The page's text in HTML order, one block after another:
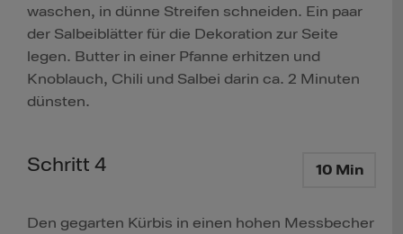
waschen, in dünne Streifen schneiden. Ein paar
der Salbeiblätter für die Dekoration zur Seite
legen. Butter in einer Pfanne erhitzen und
Knoblauch, Chili und Salbei darin ca. 2 Minuten
dünsten.
Schritt 4 10 Min
Den gegarten Kürbis in einen hohen Messbecher